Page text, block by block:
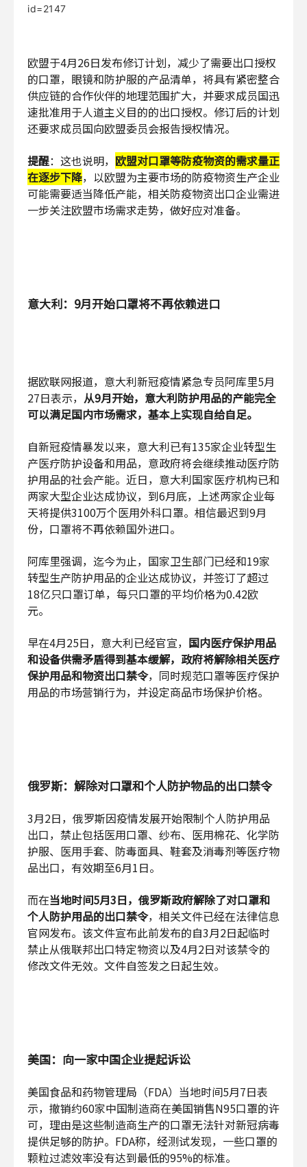
id=2147
欧盟于4月26日发布修订计划，减少了需要出口授权
的口罩，眼镜和防护服的产品清单，将具有紧密整合
供应链的合作伙伴的地理范围扩大，并要求成员国迅
速批准用于人道主义目的的出口授权。修订后的计划
还要求成员国向欧盟委员会报告授权情况。
提醒：这也说明， 欧盟对口罩等防疫物资的需求量正
在逐步下降，以欧盟为主要市场的防疫物资生产企业
可能需要适当降低产能，相关防疫物资出口企业需进
一步关注欧盟市场需求走势，做好应对准备。
意大利：9月开始口罩将不再依赖进口
据欧联网报道，意大利新冠疫情紧急专员阿库里5月
27日表示， 从9月开始，意大利防护用品的产能完全
可以满足国内市场需求，基本上实现自给自足。
自新冠疫情暴发以来，意大利已有135家企业转型生
产医疗防护设备和用品，意政府将会继续推动医疗防
护用品的社会产能。近日，意大利国家医疗机构已和
两家大型企业达成协议，到6月底，上述两家企业每
天将提供3100万个医用外科口罩。相信最迟到9月
份，口罩将不再依赖国外进口。
阿库里强调，迄今为止，国家卫生部门已经和19家
转型生产防护用品的企业达成协议，并签订了超过
18亿只口罩订单，每只口罩的平均价格为0.42欧
元。
早在4月25日，意大利已经官宣， 国内医疗保护用品
和设备供需矛盾得到基本缓解，政府将解除相关医疗
保护用品和物资出口禁令，同时规范口罩等医疗保护
用品的市场营销行为，并设定商品市场保护价格。
俄罗斯：解除对口罩和个人防护物品的出口禁令
3月2日，俄罗斯因疫情发展开始限制个人防护用品
出口，禁止包括医用口罩、纱布、医用棉花、化学防
护服、医用手套、防毒面具、鞋套及消毒剂等医疗物
品出口，有效期至6月1日。
而在当地时间5月3日，俄罗斯政府解除了对口罩和
个人防护用品的出口禁令，相关文件已经在法律信息
官网发布。该文件宣布此前发布的自3月2日起临时
禁止从俄联邦出口特定物资以及4月2日对该禁令的
修改文件无效。文件自签发之日起生效。
美国：向一家中国企业提起诉讼
美国食品和药物管理局（FDA）当地时间5月7日表
示，撤销约60家中国制造商在美国销售N95口罩的许
可，理由是这些制造商生产的口罩无法针对新冠病毒
提供足够的防护。FDA称，经测试发现，一些口罩的
颗粒过滤效率没有达到最低的95%的标准。